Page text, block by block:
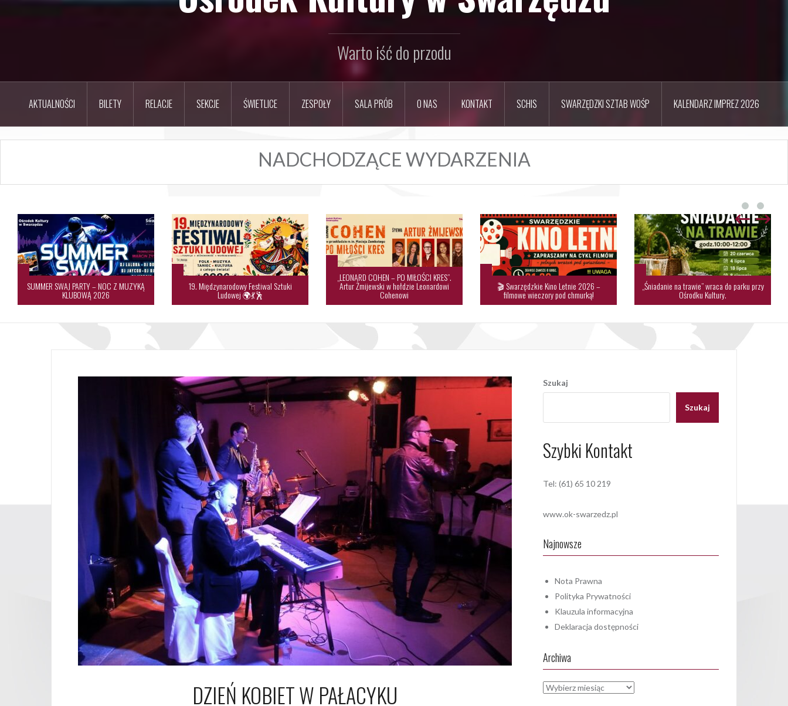
Warto iść do przodu
AKTUALNOŚCI BILETY RELACJE SEKCJE ŚWIETLICE ZESPOŁY SALA PRÓB O NAS KONTAKT SCHIS SWARZĘDZKI SZTAB WOŚP KALENDARZ IMPREZ 2026
NADCHODZĄCE WYDARZENIA
SUMMER SWAJ PARTY – NOC Z MUZYKĄ
KLUBOWĄ 2026
19. Międzynarodowy Festiwal Sztuki
Ludowej 🌍💃🕺
„LEONARD COHEN – PO MIŁOŚCI KRES”.
Artur Żmijewski w hołdzie Leonardowi
Cohenowi
🎬 Swarzędzkie Kino Letnie 2026 –
filmowe wieczory pod chmurką!
„Śniadanie na trawie” wraca do parku przy
Ośrodku Kultury.
DZIEŃ KOBIET W PAŁACYKU
Szukaj
Szukaj
Szybki Kontakt
Tel: (61) 65 10 219
www.ok-swarzedz.pl
Najnowsze
Nota Prawna
Polityka Prywatności
Klauzula informacyjna
Deklaracja dostępności
Archiwa
Archiwa